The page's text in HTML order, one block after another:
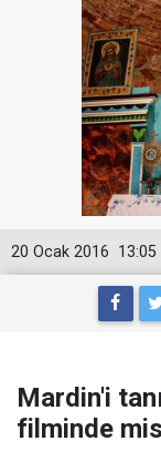
13:05
20 Ocak 2016
Mardin'i
filminde